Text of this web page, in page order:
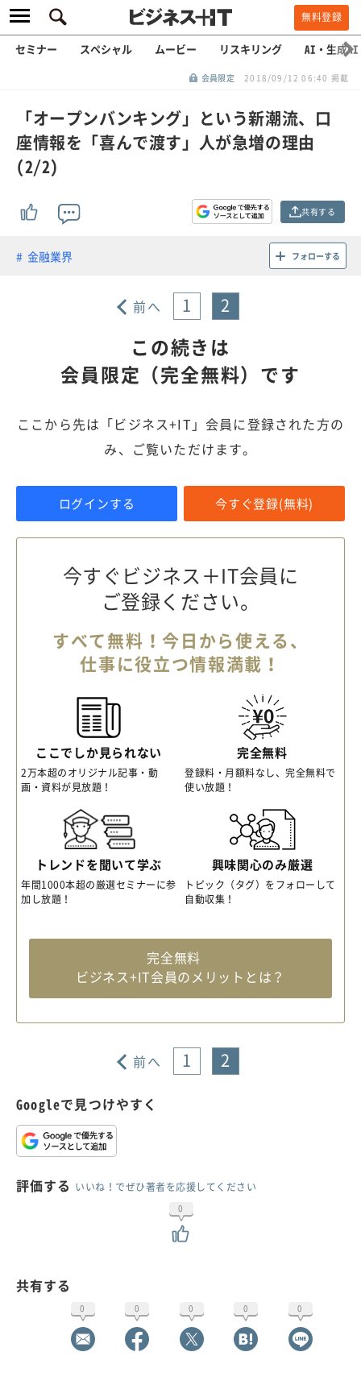
無料登録
セミナー スペシャル ムービー リスキリング AI・生成AI
会員限定 2018/09/12 06:40 掲載
「オープンバンキング」という新潮流、口
座情報を「喜んで渡す」人が急増の理由
(2/2)
共有する
金融業界 フォローする
前へ 1 2
この続きは
会員限定（完全無料）です
ここから先は「ビジネス+IT」会員に登録された方の
み、ご覧いただけます。
ログインする 今すぐ登録(無料)
今すぐビジネス＋IT会員に
ご登録ください。
すべて無料！今日から使える、
仕事に役立つ情報満載！
ここでしか見られない
2万本超のオリジナル記事・動
画・資料が見放題！
完全無料
登録料・月額料なし、完全無料で
使い放題！
トレンドを聞いて学ぶ
年間1000本超の厳選セミナーに参
加し放題！
興味関心のみ厳選
トピック（タグ）をフォローして
自動収集！
完全無料
ビジネス+IT会員のメリットとは？
前へ 1 2
Googleで見つけやすく
評価する いいね！でぜひ著者を応援してください
0
共有する
0 0 0 0 0